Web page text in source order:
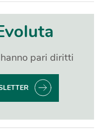
pari diritti